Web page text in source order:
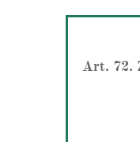
Art. 72.